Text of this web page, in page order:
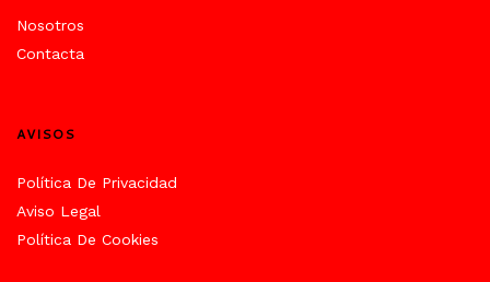
Nosotros
Contacta
AVISOS
Política De Privacidad
Aviso Legal
Política De Cookies